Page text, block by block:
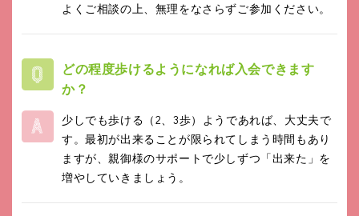
よくご相談の上、無理をなさらずご参加ください。
どの程度歩けるようになれば入会できます
か？
少しでも歩ける（2、3歩）ようであれば、大丈夫で
す。最初が出来ることが限られてしまう時間もあり
ますが、親御様のサポートで少しずつ「出来た」を
増やしていきましょう。